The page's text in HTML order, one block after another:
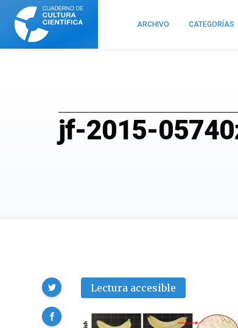
Cuaderno
Cultura
Científica
ARCHIVO CATEGORÍAS
jf-2015-
Lectura accesible
Compartir